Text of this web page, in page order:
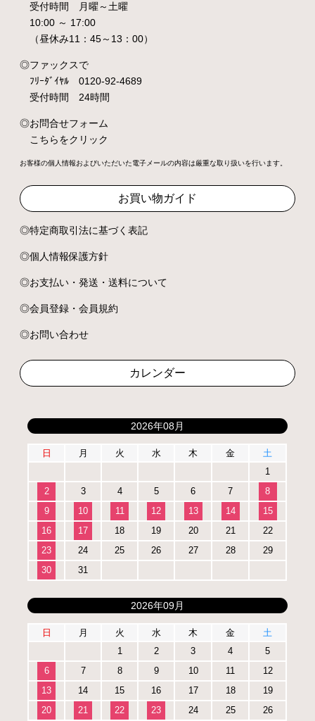
受付時間 月曜～土曜
10:00 ～ 17:00
（昼休み11：45～13：00）
ファックスで
ﾌﾘｰﾀﾞｲﾔﾙ 0120-92-4689
受付時間 24時間
お問合せフォーム
こちらをクリック
お客様の個人情報およびいただいた電子メールの内容は厳重な取り扱いを行います。
お買い物ガイド
特定商取引法に基づく表記
個人情報保護方針
お支払い・発送・送料について
会員登録・会員規約
お問い合わせ
カレンダー
2026年08月
日 月 火 水 木 金
土
1
2
3 4 5 6 7
8
9
10 11 12 13 14
15
16
17 18 19 20 21
22
23
24 25 26 27 28
29
30
31
2026年09月
日 月 火 水 木 金
土
1
2 3 4
5
6
7 8 9 10 11
12
13
14 15 16 17 18
19
20
21 22 23 24 25 26